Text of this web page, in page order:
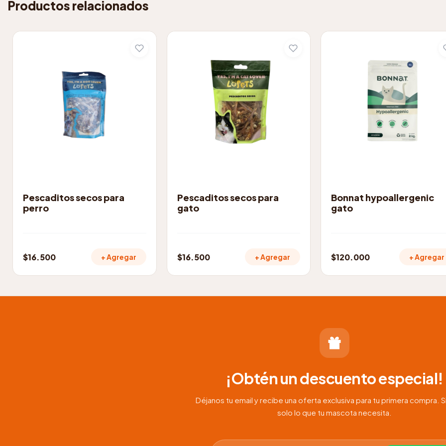
Productos relacionados
Pescaditos secos para
perro
$16.500 + Agregar
Pescaditos secos para
gato
$16.500 + Agregar
Bonnat hypoallergenic
gato
$120.000 + Agregar
¡Obtén un descuento especial!
Déjanos tu email y recibe una oferta exclusiva para tu primera compra.
solo lo que tu mascota necesita.